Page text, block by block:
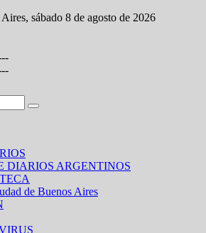
sábado 8 de agosto de 2026
DIARIOS ARGENTINOS
de Buenos Aires